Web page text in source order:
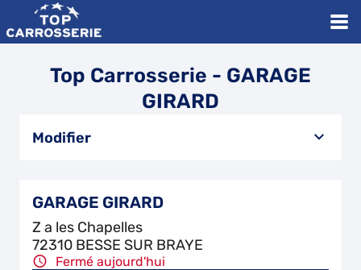
Top Carrosserie - GARAGE
GIRARD
Modifier
GARAGE GIRARD
Z a les Chapelles
72310 BESSE SUR BRAYE
Fermé aujourd'hui